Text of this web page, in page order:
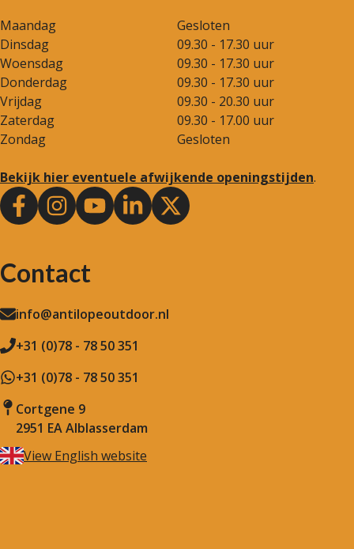
Maandag
Gesloten
Dinsdag
09.30 - 17.30 uur
Woensdag
09.30 - 17.30 uur
Donderdag
09.30 - 17.30 uur
Vrijdag
09.30 - 20.30 uur
Zaterdag
09.30 - 17.00 uur
Zondag
Gesloten
Bekijk hier eventuele afwijkende openingstijden.
Contact
info@antilopeoutdoor.nl
+31 (0)78 - 78 50 351
+31 (0)78 - 78 50 351
Cortgene 9
2951 EA Alblasserdam
View English website